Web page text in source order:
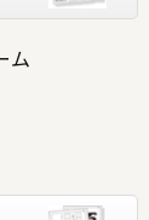
ム